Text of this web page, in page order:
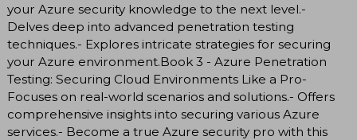
your Azure security knowledge to the next level.-
Delves deep into advanced penetration testing
techniques.- Explores intricate strategies for securing
your Azure environment.Book 3 - Azure Penetration
Testing: Securing Cloud Environments Like a Pro-
Focuses on real-world scenarios and solutions.- Offers
comprehensive insights into securing various Azure
services.- Become a true Azure security pro with this